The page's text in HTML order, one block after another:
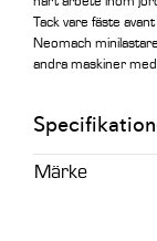
Tack vare fäste
Neomach
andra maskiner
Märke